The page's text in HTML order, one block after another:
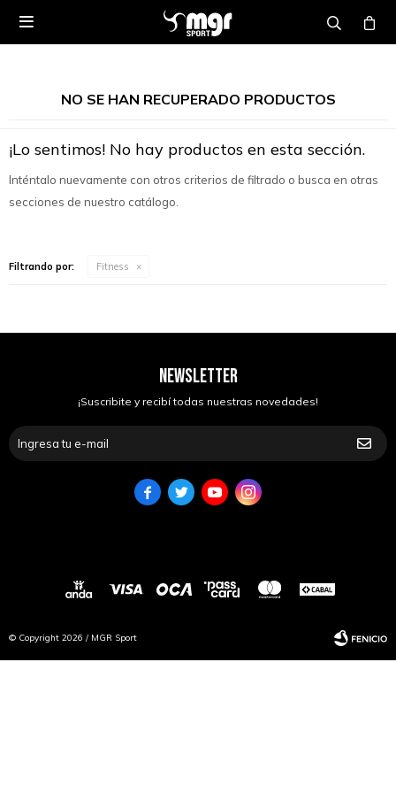

NO SE HAN RECUPERADO PRODUCTOS
¡Lo sentimos! No hay productos en esta sección.
Inténtalo nuevamente con otros criterios de filtrado o busca en otras
secciones de nuestro catálogo.
Filtrando por: Fitness
NEWSLETTER
¡Suscribite y recibí todas nuestras novedades!
   
© Copyright 2026 / MGR Sport